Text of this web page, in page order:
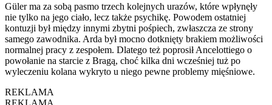
Güler ma za sobą pasmo trzech kolejnych urazów, które wpłynęły
nie tylko na jego ciało, lecz także psychikę. Powodem ostatniej
kontuzji był między innymi zbytni pośpiech, zwłaszcza ze strony
samego zawodnika. Arda był mocno dotknięty brakiem możliwości
normalnej pracy z zespołem. Dlatego też poprosił Ancelottiego o
powołanie na starcie z Bragą, choć kilka dni wcześniej tuż po
wyleczeniu kolana wykryto u niego pewne problemy mięśniowe.
REKLAMA
REKLAMA